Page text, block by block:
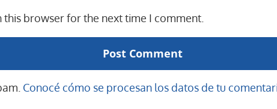
browser for the next time I comment.
Conocé cómo se procesan los datos de tu